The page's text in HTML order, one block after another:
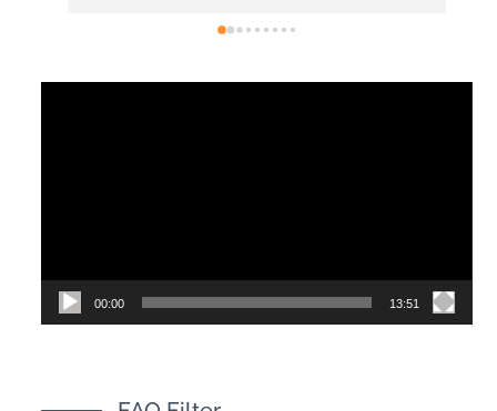
採訪總公司，內容有詳細介紹產品差異
00:00 13:51